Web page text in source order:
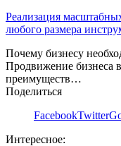
Реализация
любого размера
Почему бизнесу
Продвижение бизнеса
преимуществ…
Поделиться
FacebookTwitter
Интересное: